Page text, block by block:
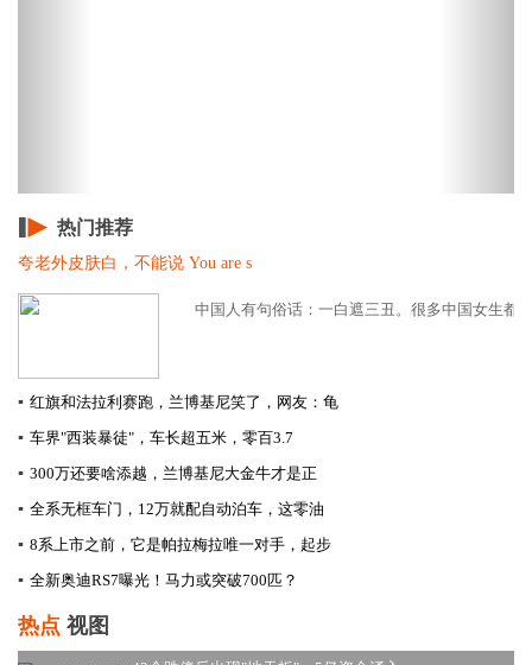
热门推荐
夸老外皮肤白，不能说 You are s
中国人有句俗话：一白遮三丑。很多中国女生都
▪ 红旗和法拉利赛跑，兰博基尼笑了，网友：龟
▪ 车界"西装暴徒"，车长超五米，零百3.7
▪ 300万还要啥添越，兰博基尼大金牛才是正
▪ 全系无框车门，12万就配自动泊车，这零油
▪ 8系上市之前，它是帕拉梅拉唯一对手，起步
▪ 全新奥迪RS7曝光！马力或突破700匹？
热点 视图